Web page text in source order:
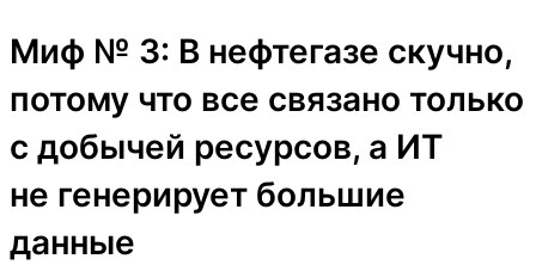
Миф № 3: В нефтегазе скучно,
потому что все связано только
с добычей ресурсов, а ИТ
не генерирует большие
данные